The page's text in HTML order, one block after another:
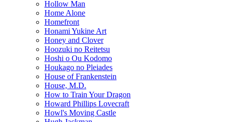
Hollow Man
Home Alone
Homefront
Honami Yukine Art
Honey and Clover
Hoozuki no Reitetsu
Hoshi o Ou Kodomo
Houkago no Pleiades
House of Frankenstein
House, M.D.
How to Train Your Dragon
Howard Phillips Lovecraft
Howl's Moving Castle